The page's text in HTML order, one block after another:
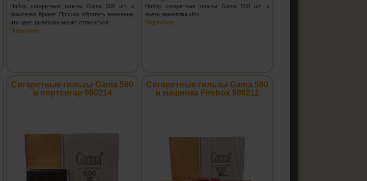
Набор сигаретные гильзы Gama 500 шт. и
зажигалка Крикет. Просим обратить внимание,
что цвет зажигалки может отличаться
Подробнее...
Набор сигаретные гильзы Gama 500 шт. и
пьезо зажигалка xfox.
Подробнее...
Сигаретные гильзы Gama 500
и портсигар 980214
Сигаретные гильзы Gama 500
и машинка Firebox 980211